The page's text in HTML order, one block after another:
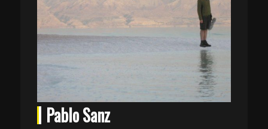
Pablo Sanz